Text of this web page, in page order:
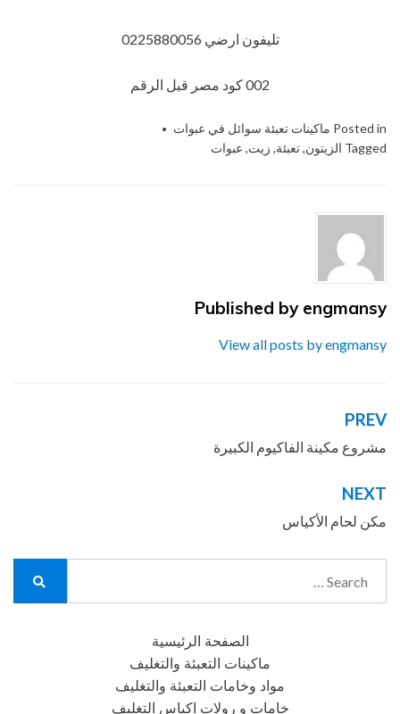
تليفون ارضي 0225880056
002 كود مصر قبل الرقم​
Posted in ماكينات تعبئة سوائل في عبوات
Tagged الزيتون,تعبئة, زيت, عبوات
Published by engmansy
View all posts by engmansy
تصفّح
المقالات
PREV
مشروع مكينة الفاكيوم الكبيرة
NEXT
مكن لحام الأكياس
الصفحة الرئيسية
ماكينات التعبئة والتغليف
مواد وخامات التعبئة والتغليف
خامات و رولات اكياس التغليف